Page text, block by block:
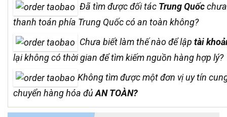
Đã tìm được đối tác Trung Quốc
thanh toán phía Trung Quốc có an toàn không?
Chưa biết làm thế nào để lập tài
lại không có thời gian để tìm kiếm nguồn hàng hợp lý?
Không tìm được một đơn vị uy tín
chuyển hàng hóa đủAN TOÀN?